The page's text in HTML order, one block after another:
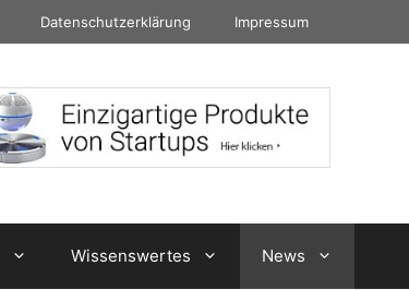
Datenschutzerklärung Impressum
Wissenswertes News